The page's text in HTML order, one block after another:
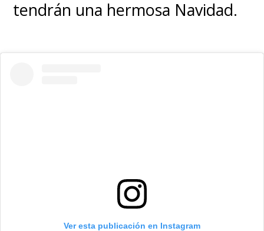
tendrán una hermosa Navidad.
Ver esta publicación en Instagram